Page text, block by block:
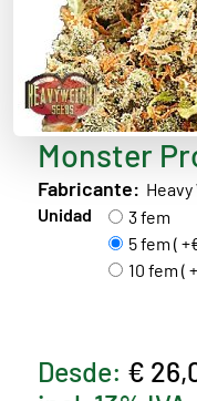
Monster
Fabricante:
Unidad
3 fem
5 fem (
10 fem (
Desde: €